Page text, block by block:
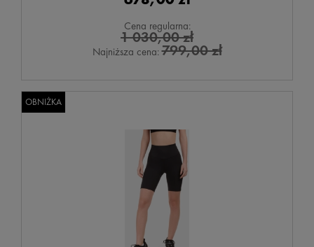
Cena regularna:
1 030,00 zł
Najniższa cena:799,00 zł
OBNIŻKA